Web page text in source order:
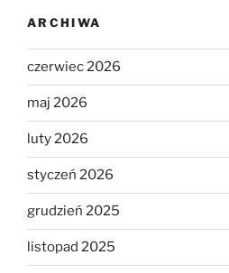
ARCHIWA
czerwiec 2026
maj 2026
luty 2026
styczeń 2026
grudzień 2025
listopad 2025